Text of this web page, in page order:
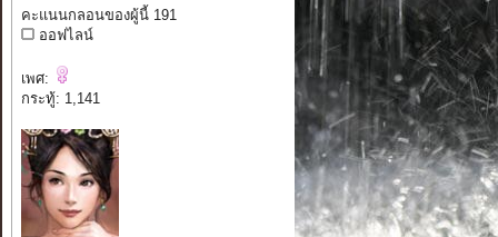
คะแนนกลอนของผู้นี้ 191
ออฟไลน์
เพศ:
กระทู้: 1,141